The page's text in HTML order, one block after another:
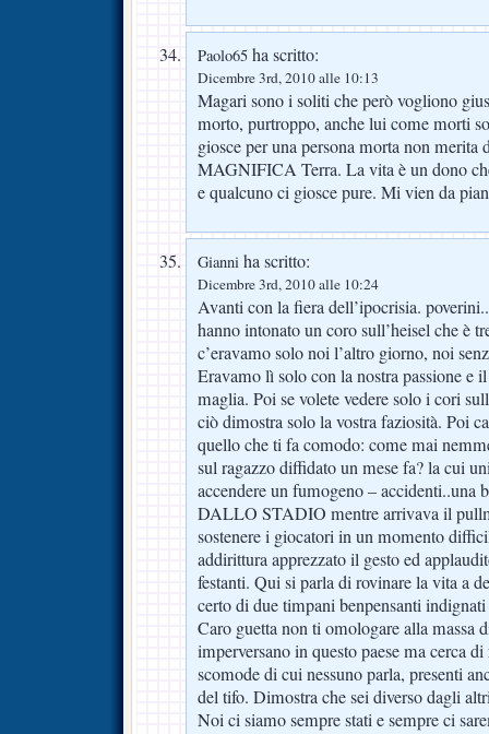
Paolo65 ha scritto:
Dicembre 3rd, 2010 alle 10:13
Magari sono i soliti che però vogliono
morto, purtroppo, anche lui come morti
giosce per una persona morta non merita
MAGNIFICA Terra. La vita è un dono
e qualcuno ci giosce pure. Mi vien da
Gianni ha scritto:
Dicembre 3rd, 2010 alle 10:24
Avanti con la fiera dell’ipocrisia.
hanno intonato un coro sull’heisel che è
c’eravamo solo noi l’altro giorno, noi
Eravamo lì solo con la nostra passione e
maglia. Poi se volete vedere solo i cori
ciò dimostra solo la vostra faziosità. Poi
quello che ti fa comodo: come mai
sul ragazzo diffidato un mese fa? la cui
accendere un fumogeno – accidenti..una
DALLO STADIO mentre arrivava il
sostenere i giocatori in un momento
addirittura apprezzato il gesto ed
festanti. Qui si parla di rovinare la vita a
certo di due timpani benpensanti
Caro guetta non ti omologare alla massa
imperversano in questo paese ma cerca
scomode di cui nessuno parla, presenti
del tifo. Dimostra che sei diverso dagli
Noi ci siamo sempre stati e sempre ci